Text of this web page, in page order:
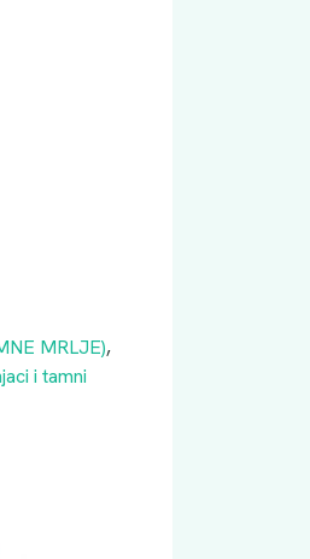
MRLJE),
i tamni